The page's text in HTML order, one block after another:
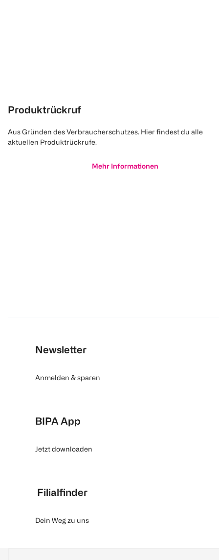
Produktrückruf
Aus Gründen des Verbraucherschutzes. Hier findest du alle
aktuellen Produktrückrufe.
Mehr Informationen
Newsletter
Anmelden & sparen
BIPA App
Jetzt downloaden
Filialfinder
Dein Weg zu uns